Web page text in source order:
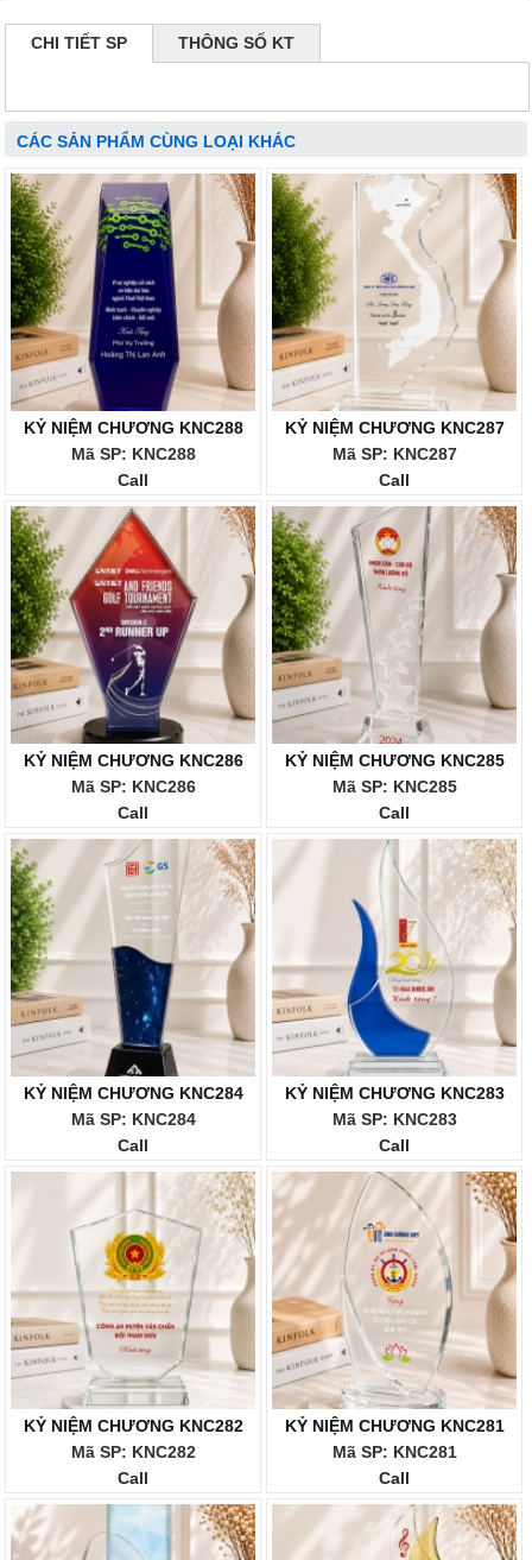
CHI TIẾT SP THÔNG SỐ KT
CÁC SẢN PHẨM CÙNG LOẠI KHÁC
KỶ NIỆM CHƯƠNG KNC288
Mã SP: KNC288
Call
KỶ NIỆM CHƯƠNG KNC287
Mã SP: KNC287
Call
KỶ NIỆM CHƯƠNG KNC286
Mã SP: KNC286
Call
KỶ NIỆM CHƯƠNG KNC285
Mã SP: KNC285
Call
KỶ NIỆM CHƯƠNG KNC284
Mã SP: KNC284
Call
KỶ NIỆM CHƯƠNG KNC283
Mã SP: KNC283
Call
KỶ NIỆM CHƯƠNG KNC282
Mã SP: KNC282
Call
KỶ NIỆM CHƯƠNG KNC281
Mã SP: KNC281
Call